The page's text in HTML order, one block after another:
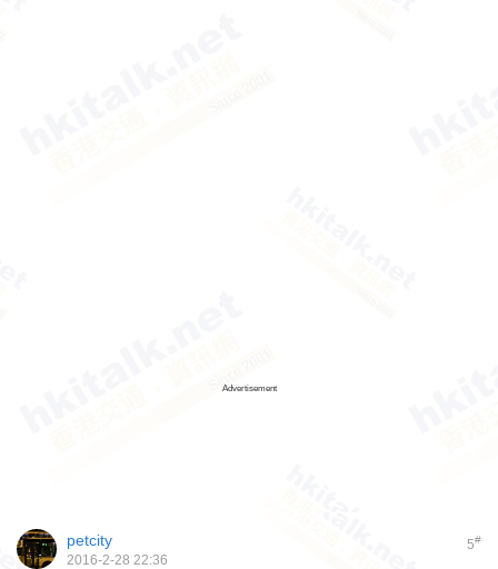
Advertisement
5#
petcity
2016-2-28 22:36